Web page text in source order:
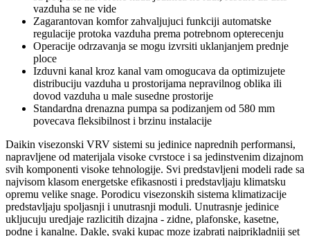
vazduha se ne vide
Zagarantovan komfor zahvaljujuci funkciji automatske
regulacije protoka vazduha prema potrebnom opterecenju
Operacije odrzavanja se mogu izvrsiti uklanjanjem prednje
ploce
Izduvni kanal kroz kanal vam omogucava da optimizujete
distribuciju vazduha u prostorijama nepravilnog oblika ili
dovod vazduha u male susedne prostorije
Standardna drenazna pumpa sa podizanjem od 580 mm
povecava fleksibilnost i brzinu instalacije
Daikin visezonski VRV sistemi su jedinice naprednih performansi,
napravljene od materijala visoke cvrstoce i sa jedinstvenim dizajnom
svih komponenti visoke tehnologije. Svi predstavljeni modeli rade sa
najvisom klasom energetske efikasnosti i predstavljaju klimatsku
opremu velike snage. Porodicu visezonskih sistema klimatizacije
predstavljaju spoljasnji i unutrasnji moduli. Unutrasnje jedinice
ukljucuju uredjaje razlicitih dizajna - zidne, plafonske, kasetne,
podne i kanalne. Dakle, svaki kupac moze izabrati najprikladniji set